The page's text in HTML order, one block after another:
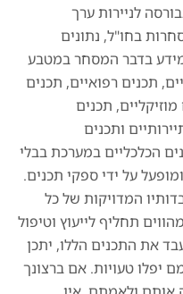
לניירות ערך
בחו"ל, נתונים
מידע בדבר המסחר במטבע
תכנים רפואיים, תכנים
תכנים
ותכנים
הכלכליים במערכת בבלי
על ידי ספקי תכנים.
המדויקות של כל
תחליף לייעוץ וטיפול
את התכנים הללו, יתכן
יפלו טעויות. אם ברצונך